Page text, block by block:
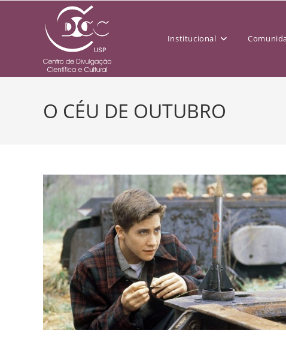
Institucional
O CÉU DE OUTUBRO